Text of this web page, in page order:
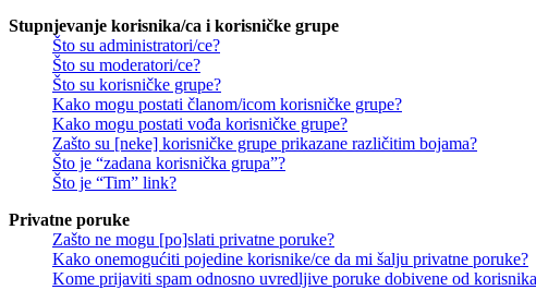
Stupnjevanje korisnika/ca i korisničke grupe
Što su administratori/ce?
Što su moderatori/ce?
Što su korisničke grupe?
Kako mogu postati članom/icom korisničke grupe?
Kako mogu postati vođa korisničke grupe?
Zašto su [neke] korisničke grupe prikazane različitim bojama?
Što je “zadana korisnička grupa”?
Što je “Tim” link?
Privatne poruke
Zašto ne mogu [po]slati privatne poruke?
Kako onemogućiti pojedine korisnike/ce da mi šalju privatne poruke?
Kome prijaviti spam odnosno uvredljive poruke dobivene od